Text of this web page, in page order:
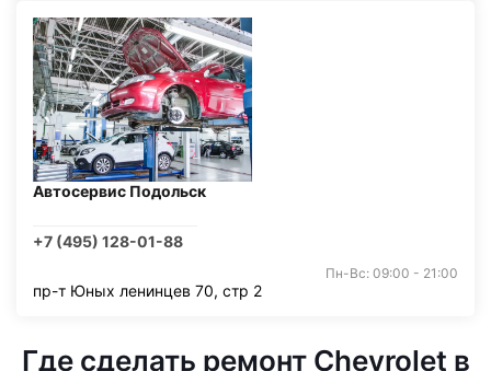
Автосервис Подольск
+7 (495) 128-01-88
Пн-Вс: 09:00 - 21:00
пр-т Юных ленинцев 70, стр 2
Где сделать ремонт Chevrolet в